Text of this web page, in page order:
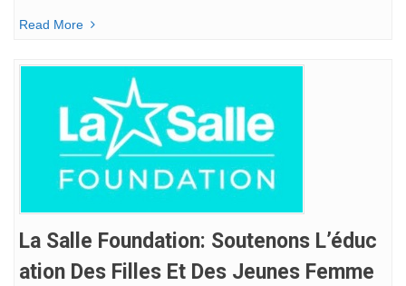
Read More
La Salle Foundation: Soutenons L’éduc
Ation Des Filles Et Des Jeunes Femme